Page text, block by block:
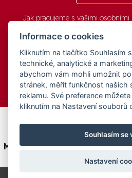
Jak pracujeme s vašimi osobními
© 2016-2026 -aGovernment.cz&
aGovernment, Verze:4.0.1.1 - Beta
Všechna práva vyhrazenaOchrana
Tento web byl
Medializujeme ČESKO.czna
ČR.
Informace o cookies
Kliknutím na tlačítko Souhlasím
technické, analytické a
abychom vám mohli umožnit
stránek, měřit funkčnost našich
reklamu. Své preference
kliknutím na Nastavení souborů
Souhlasím se
Nastavení